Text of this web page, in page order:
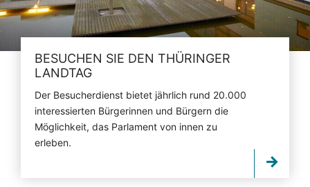
BESUCHEN SIE DEN THÜRINGER
LANDTAG
Der Besucherdienst bietet jährlich rund 20.000
interessierten Bürgerinnen und Bürgern die
Möglichkeit, das Parlament von innen zu
erleben.